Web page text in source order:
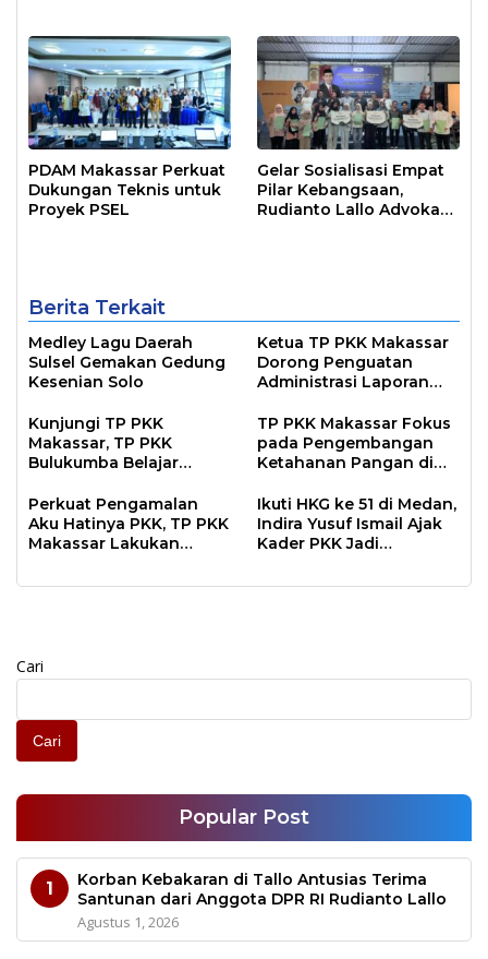
PDAM Makassar Perkuat
Dukungan Teknis untuk
Proyek PSEL
Gelar Sosialisasi Empat
Pilar Kebangsaan,
Rudianto Lallo Advokasi
Berita Terkait
Medley Lagu Daerah
Sulsel Gemakan Gedung
Kesenian Solo
Ketua TP PKK Makassar
Dorong Penguatan
Administrasi Laporan
Kecamatan Lewat SMEP
Kunjungi TP PKK
Makassar, TP PKK
Bulukumba Belajar
Dasawisma
TP PKK Makassar Fokus
pada Pengembangan
Ketahanan Pangan di
Perkuat Pengamalan
Aku Hatinya PKK, TP PKK
Makassar Lakukan
15 Kecamatan
Ikuti HKG ke 51 di Medan,
Indira Yusuf Ismail Ajak
Kader PKK Jadi
Kesejahteraan Keluarga
Cari
Cari
Popular Post
1
Korban Kebakaran di Tallo Antusias Terima
Santunan dari Anggota DPR RI Rudianto Lallo
Agustus 1, 2026